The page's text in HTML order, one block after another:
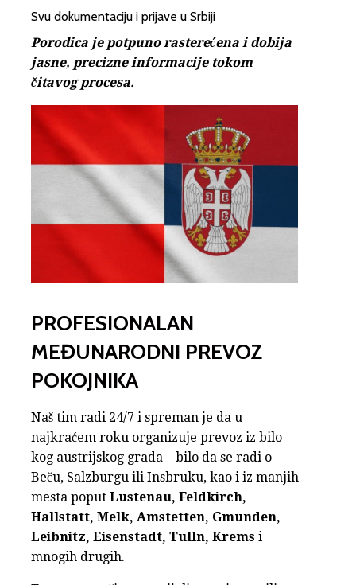
Svu dokumentaciju i prijave u Srbiji
Porodica je potpuno rasterećena i dobija
jasne, precizne informacije tokom
čitavog procesa.
PROFESIONALAN
MEĐUNARODNI PREVOZ
POKOJNIKA
Naš tim radi 24/7 i spreman je da u
najkraćem roku organizuje prevoz iz bilo
kog austrijskog grada – bilo da se radi o
Beču, Salzburgu ili Insbruku, kao i iz manjih
mesta poput Lustenau, Feldkirch,
Hallstatt, Melk, Amstetten, Gmunden,
Leibnitz, Eisenstadt, Tulln, Krems i
mnogih drugih.